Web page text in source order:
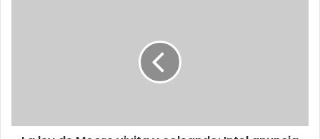
anuncia